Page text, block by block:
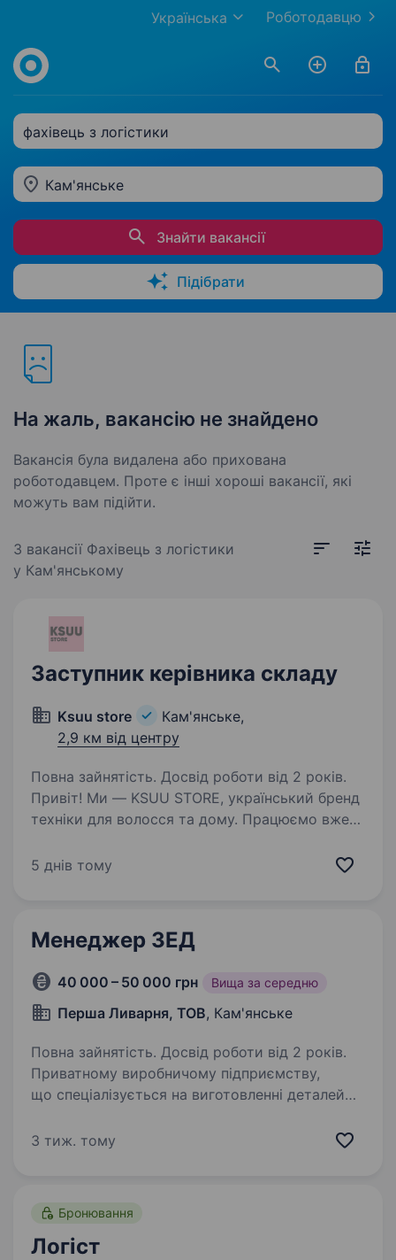
Роботодавцю
Українська
фахівець з логістики
Кам'янське
Знайти вакансії
Підібрати
На жаль, вакансію не знайдено
Вакансія була видалена або прихована
роботодавцем. Проте є інші хороші вакансії, які
можуть вам підійти.
3 вакансії Фахівець з логістики
у Кам'янському
Заступник керівника складу
Ksuu store
Кам'янське,
2,9 км від центру
Повна зайнятість. Досвід роботи від 2 років.
Привіт! Ми — KSUU STORE, український бренд
техніки для волосся та дому. Працюємо вже
та масштабуємо команду. Зараз шукаємо
5 днів тому
Менеджер ЗЕД
40 000 – 50 000 грн Вища за середню
Перша Ливарня, ТОВ, Кам'янське
Повна зайнятість. Досвід роботи від 2 років.
Приватному виробничому підприємству,
що спеціалізується на виготовленні деталей
залізничної галузі, гірничої промисловості
3 тиж. тому
Бронювання
Логіст